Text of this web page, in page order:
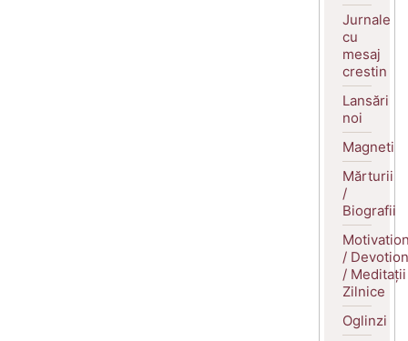
Jurnale
cu
mesaj
crestin
Lansări
noi
Magneti
Mărturii
/
Biografii
/
/ Meditații
Zilnice
Oglinzi